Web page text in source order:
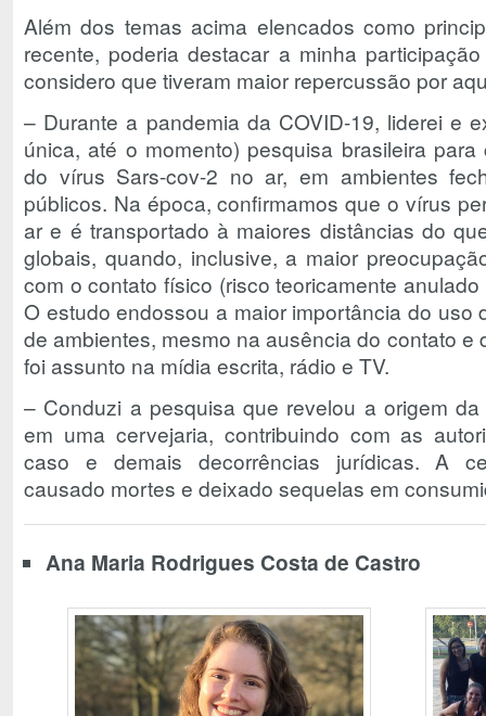
Além dos temas acima elencados como
recente, poderia destacar a minha
considero que tiveram maior repercussão por
– Durante a pandemia da COVID-19, liderei e
única, até o momento) pesquisa brasileira
do vírus Sars-cov-2 no ar, em ambientes
públicos. Na época, confirmamos que o vírus
ar e é transportado à maiores distâncias do
globais, quando, inclusive, a maior
com o contato físico (risco teoricamente
O estudo endossou a maior importância do uso
de ambientes, mesmo na ausência do contato e
foi assunto na mídia escrita, rádio e TV.
– Conduzi a pesquisa que revelou a origem
em uma cervejaria, contribuindo com as
caso e demais decorrências jurídicas. A
causado mortes e deixado sequelas em
Ana Maria Rodrigues Costa de Castro